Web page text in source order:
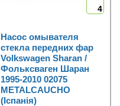
4
Насос омывателя
стекла передних фар
Volkswagen Sharan /
Фольксваген Шаран
1995-2010 02075
METALCAUCHO
(Іспанія)